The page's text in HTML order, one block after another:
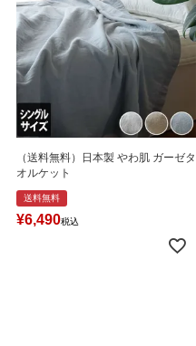
（送料無料）日本製 やわ肌 ガーゼタ
オルケット
送料無料
¥6,490税込